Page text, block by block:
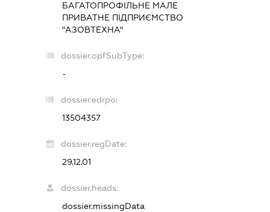
БАГАТОПРОФІЛЬНЕ МАЛЕ
ПРИВАТНЕ ПІДПРИЄМСТВО
"АЗОВТЕХНА"
dossier.opfSubType:
-
dossier.edrpo:
13504357
dossier.regDate:
29.12.01
dossier.heads:
dossier.missingData